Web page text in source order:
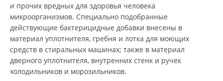
и прочих вредных для здоровья человека
микроорганизмов. Специально подобранные
действующие бактерицидные добавки внесены в
материал уплотнителя, гребня и лотка для моющих
средств в стиральных машинах; также в материал
дверного уплотнителя, внутренних стенк и ручек
холодильников и морозильников.